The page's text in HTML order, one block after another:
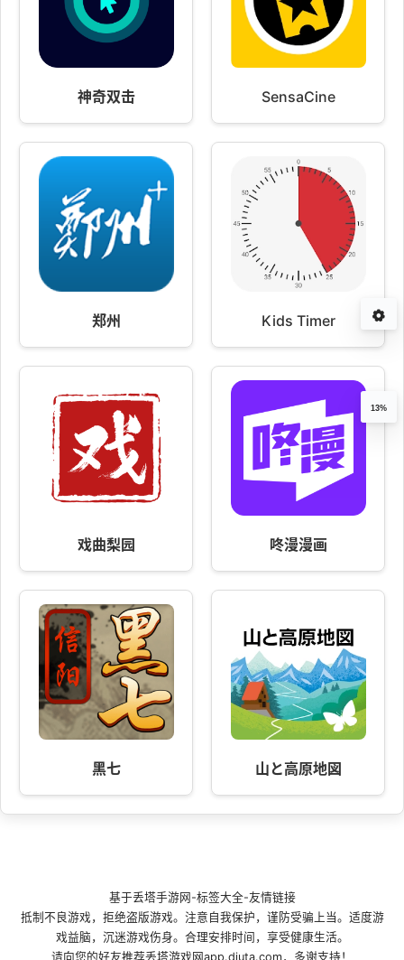
神奇双击 SensaCine
郑州 Kids Timer
戏曲梨园 咚漫漫画
黑七 山と高原地図
13%
基于丢塔手游网 -标签大全-友情链接
抵制不良游戏，拒绝盗版游戏。注意自我保护，谨防受骗上当。适度游
戏益脑，沉迷游戏伤身。合理安排时间，享受健康生活。
请向您的好友推荐丢塔游戏网app.diuta.com，多谢支持！